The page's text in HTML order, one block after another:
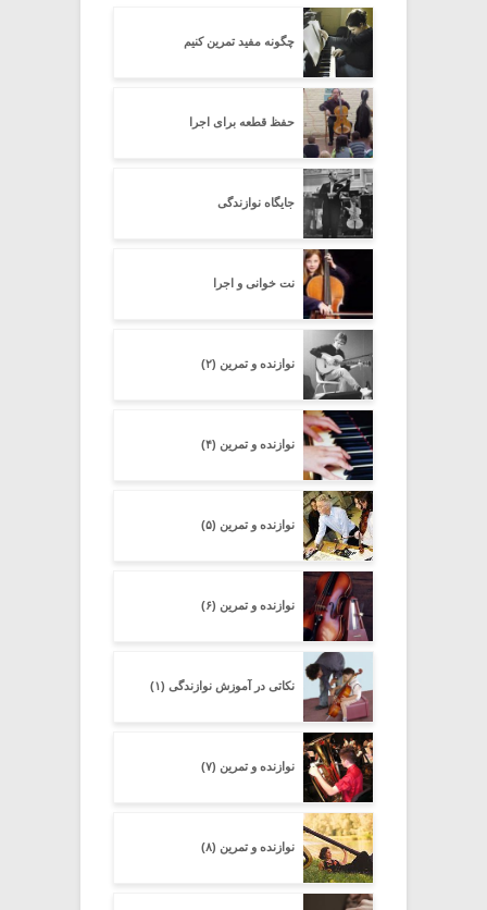
چگونه مفید تمرین کنیم
حفظ قطعه برای اجرا
جایگاه نوازندگی
نت خوانی و اجرا
نوازنده و تمرین (۲)
نوازنده و تمرین (۴)
نوازنده و تمرین (۵)
نوازنده و تمرین (۶)
نکاتی در آموزش نوازندگی (۱)
نوازنده و تمرین (۷)
نوازنده و تمرین (۸)